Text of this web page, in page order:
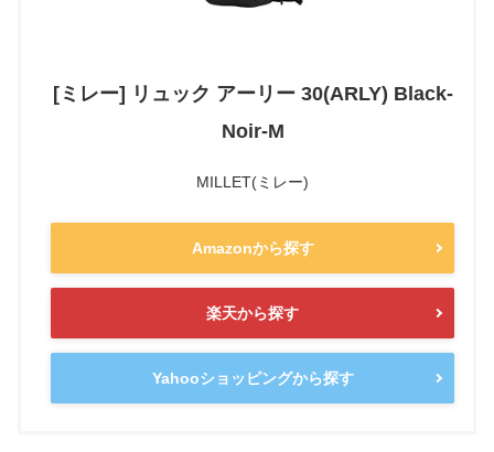
[ミレー] リュック アーリー 30(ARLY) Black-
Noir-M
MILLET(ミレー)
Amazonから探す
楽天から探す
Yahooショッピングから探す